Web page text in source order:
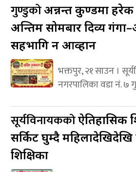
गुण्डुकोअन्नन्त कुण्डमा हरेक
अन्तिम सोमबार दिव्य
सहभागि हुन आव्हान
भक्तपुर, २१ साउन ।
नगरपालिका वडा नं. ७
सूर्यविनायककोऐतिहासिक
सर्किट घुम्दै
शिक्षिका